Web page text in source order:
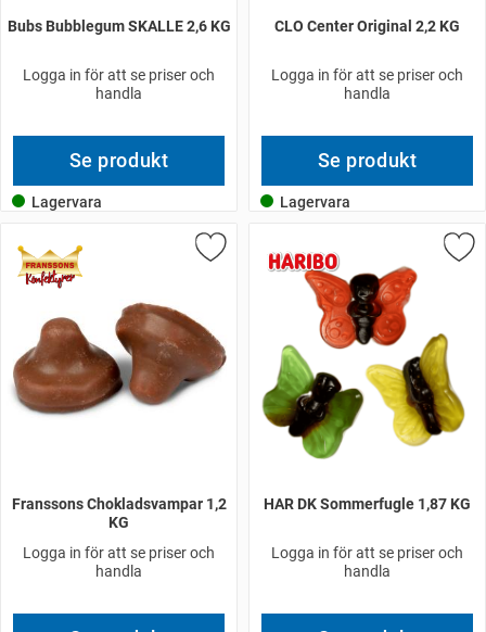
Bubs Bubblegum SKALLE 2,6 KG
Logga in för att se priser och
handla
Se produkt
Lagervara
CLO Center Original 2,2 KG
Logga in för att se priser och
handla
Se produkt
Lagervara
Franssons Chokladsvampar 1,2
KG
Logga in för att se priser och
handla
HAR DK Sommerfugle 1,87 KG
Logga in för att se priser och
handla